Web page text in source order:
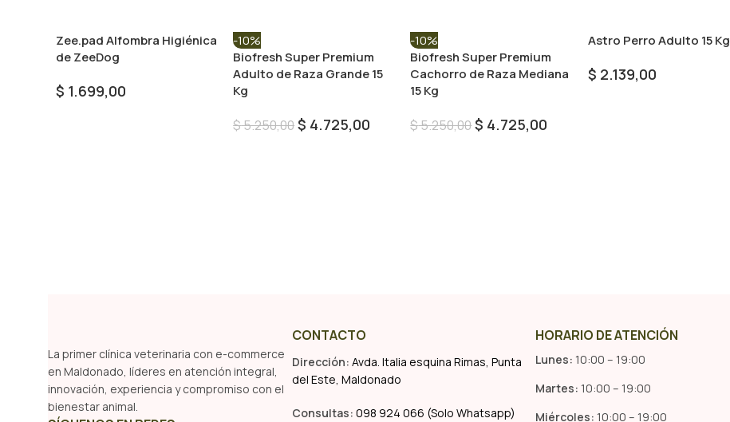
Zee.pad Alfombra Higiénica
de ZeeDog
$ 1.699,00
-10%
Biofresh Super Premium
Adulto de Raza Grande 15
Kg
$5.250,00$ 4.725,00
-10%
Biofresh Super Premium
Cachorro de Raza Mediana
15 Kg
$5.250,00$ 4.725,00
Astro Perro Adulto 15 Kg
$ 2.139,00
La primer clínica veterinaria con e-commerce
en Maldonado, líderes en atención integral,
innovación, experiencia y compromiso con el
bienestar animal.
CONTACTO
Dirección: Avda. Italia esquina Rimas, Punta
del Este, Maldonado
Consultas: 098 924 066 (Solo Whatsapp)
HORARIO DE ATENCIÓN
Lunes: 10:00 – 19:00
Martes: 10:00 – 19:00
Miércoles: 10:00 – 19:00